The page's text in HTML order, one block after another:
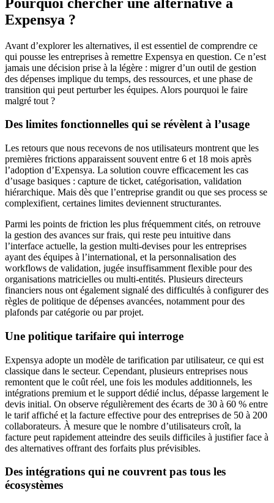
Expensya ?
Avant d’explorer les alternatives, il est essentiel de comprendre ce
qui pousse les entreprises à remettre Expensya en question. Ce n’est
jamais une décision prise à la légère : migrer d’un outil de gestion
des dépenses implique du temps, des ressources, et une phase de
transition qui peut perturber les équipes. Alors pourquoi le faire
malgré tout ?
Des limites fonctionnelles qui se révèlent à l’usage
Les retours que nous recevons de nos utilisateurs montrent que les
premières frictions apparaissent souvent entre 6 et 18 mois après
l’adoption d’Expensya. La solution couvre efficacement les cas
d’usage basiques : capture de ticket, catégorisation, validation
hiérarchique. Mais dès que l’entreprise grandit ou que ses process se
complexifient, certaines limites deviennent structurantes.
Parmi les points de friction les plus fréquemment cités, on retrouve
la gestion des avances sur frais, qui reste peu intuitive dans
l’interface actuelle, la gestion multi-devises pour les entreprises
ayant des équipes à l’international, et la personnalisation des
workflows de validation, jugée insuffisamment flexible pour des
organisations matricielles ou multi-entités. Plusieurs directeurs
financiers nous ont également signalé des difficultés à configurer des
règles de politique de dépenses avancées, notamment pour des
plafonds par catégorie ou par projet.
Une politique tarifaire qui interroge
Expensya adopte un modèle de tarification par utilisateur, ce qui est
classique dans le secteur. Cependant, plusieurs entreprises nous
remontent que le coût réel, une fois les modules additionnels, les
intégrations premium et le support dédié inclus, dépasse largement le
devis initial. On observe régulièrement des écarts de 30 à 60 % entre
le tarif affiché et la facture effective pour des entreprises de 50 à 200
collaborateurs. À mesure que le nombre d’utilisateurs croît, la
facture peut rapidement atteindre des seuils difficiles à justifier face à
des alternatives offrant des forfaits plus prévisibles.
Des intégrations qui ne couvrent pas tous les
écosystèmes